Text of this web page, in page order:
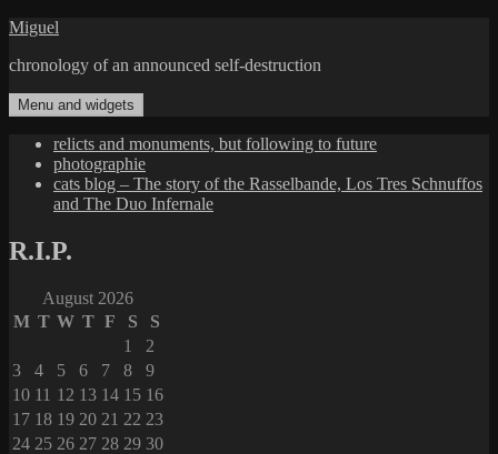
Skip
content
Miguel
chronology of an announced self-destruction
Menu and widgets
relicts and monuments, but following to future
photographie
cats blog – The story of the Rasselbande, Los Tres Schnuffos
and The Duo Infernale
R.I.P.
August 2026
M T W T F S
S
1
2
3
4 5 6 7 8
9
10 11 12 13 14 15 16
17 18 19 20 21 22 23
24 25 26 27 28 29 30